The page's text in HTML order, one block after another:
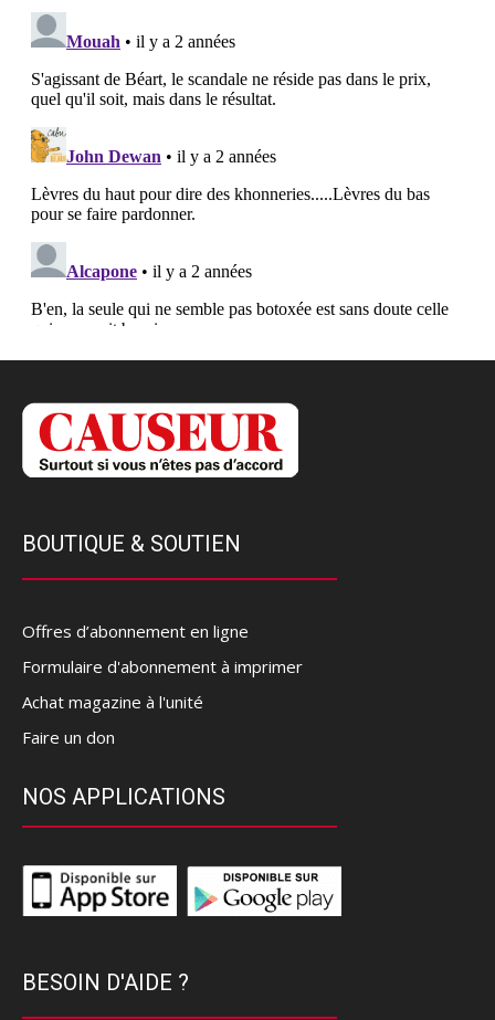
BOUTIQUE & SOUTIEN
Offres d’abonnement en ligne
Formulaire d'abonnement à imprimer
Achat magazine à l'unité
Faire un don
NOS APPLICATIONS
BESOIN D'AIDE ?